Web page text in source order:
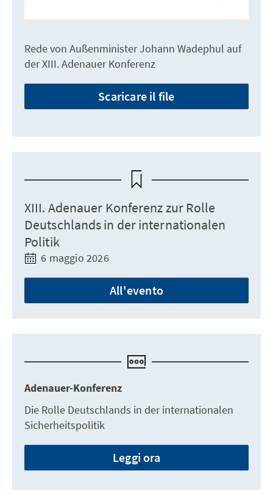
Rede von Außenminister Johann Wadephul auf
der XIII. Adenauer Konferenz
Scaricare il file
XIII. Adenauer Konferenz zur Rolle
Deutschlands in der internationalen
Politik
6 maggio 2026
All'evento
Adenauer-Konferenz
Die Rolle Deutschlands in der internationalen
Sicherheitspolitik
Leggi ora